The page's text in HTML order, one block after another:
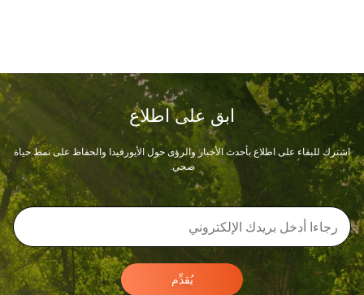
ابق على اطلاع
اشترك للبقاء على اطلاع بأحدث الأخبار والرؤى حول الأيورفيدا والحفاظ على نمط حياة
صحي.
يُقدِّم